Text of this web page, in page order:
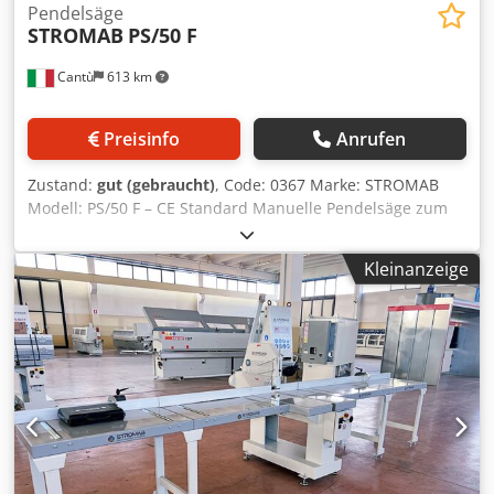
Cantù 613 km
Pendelsäge
STROMAB PS/50 F
Preisinfo Anrufen
Zustand: gut (gebraucht), Code: 0367 Marke: STROMAB
Modell: PS/50 F – CE Standard Manuelle Pendelsäge zum
Zuschnitt von Brettern, Holzverpackungen, Möbeln,
Fenster- und Türrahmen, für Sägewerke und verschiedene
Einsatzzwecke – CE Standard Sägeblattdurchmesser: 500
mm, Bohrung: 30 mm Sägeblattdrehzahl: 2800 U/min
Motor: 7,5 PS Dkodpfx Ajy Hliqjiaor Schnittkapazität: 510
mm Schnitttiefe: 145 mm Manueller Vorschub
Einlaufrollentisch: 2000 mm Auslaufrollentisch: 2000 mm
Absaugstutzendurchmesser: 150 mm Gewicht: 350 kg
Kleinanzeige